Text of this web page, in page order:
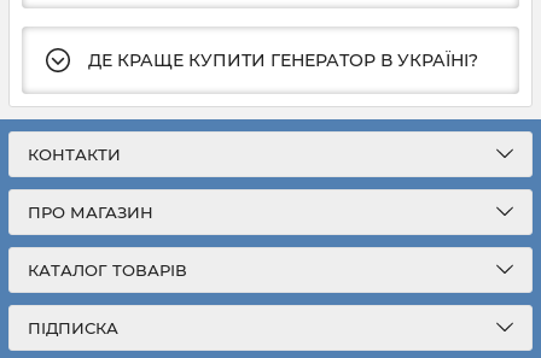
ДЕ КРАЩЕ КУПИТИ ГЕНЕРАТОР В УКРАЇНІ?
КОНТАКТИ
ПРО МАГАЗИН
КАТАЛОГ ТОВАРІВ
ПІДПИСКА